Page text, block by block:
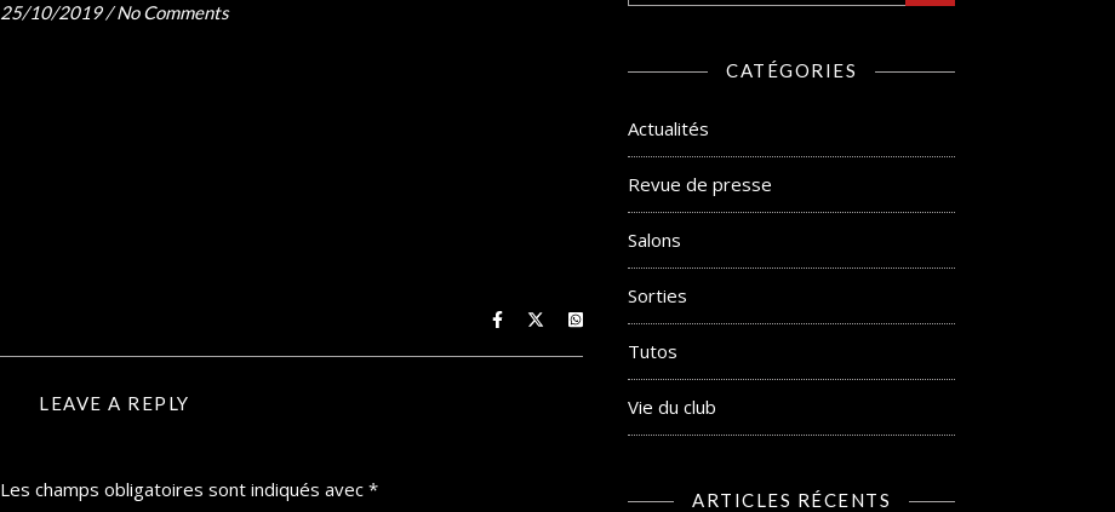
25/10/2019 / No Comments
LEAVE A REPLY
Les champs obligatoires sont indiqués avec *
CATÉGORIES
Actualités
Revue de presse
Salons
Sorties
Tutos
Vie du club
ARTICLES RÉCENTS